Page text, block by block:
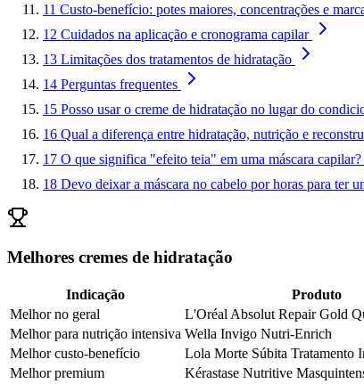
11 Custo-benefício: potes maiores, concentrações e
12 Cuidados na aplicação e cronograma capilar
13 Limitações dos tratamentos de hidratação
14 Perguntas frequentes
15 Posso usar o creme de hidratação no lugar do
16 Qual a diferença entre hidratação, nutrição e
17 O que significa "efeito teia" em uma máscara capilar?
18 Devo deixar a máscara no cabelo por horas para ter
Melhores cremes de hidratação
Indicação Produto
Melhor no geral
L'Oréal Absolut Repair Gold
Melhor para nutrição intensiva Wella Invigo Nutri-Enrich
Melhor custo-benefício
Lola Morte Súbita Tratamento
Melhor premium
Kérastase Nutritive